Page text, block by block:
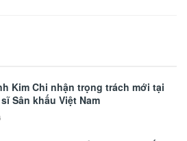
Kim Chi nhận trọng trách mới tại
Sân khấu Việt Nam